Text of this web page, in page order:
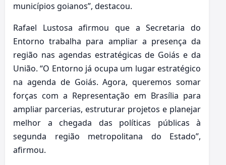
municípios goianos”, destacou.
Rafael Lustosa afirmou que a Secretaria do
Entorno trabalha para ampliar a presença da
região nas agendas estratégicas de Goiás e da
União. “O Entorno já ocupa um lugar estratégico
na agenda de Goiás. Agora, queremos somar
forças com a Representação em Brasília para
ampliar parcerias, estruturar projetos e planejar
melhor a chegada das políticas públicas à
segunda região metropolitana do Estado”,
afirmou.